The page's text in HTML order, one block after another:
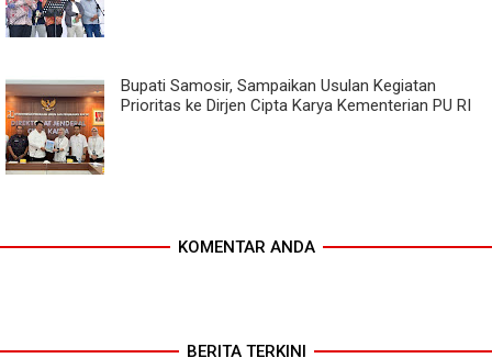
Bupati Samosir, Sampaikan Usulan Kegiatan
Prioritas ke Dirjen Cipta Karya Kementerian PU RI
KOMENTAR ANDA
BERITA TERKINI